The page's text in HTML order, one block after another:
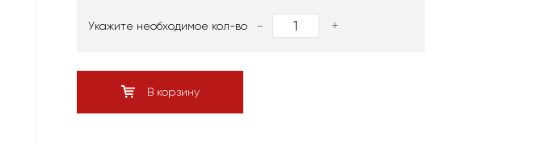
Укажите необходимое кол-во - +
В корзину